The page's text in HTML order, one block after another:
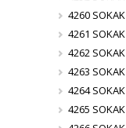
4260 SOKAK
4261 SOKAK
4262 SOKAK
4263 SOKAK
4264 SOKAK
4265 SOKAK